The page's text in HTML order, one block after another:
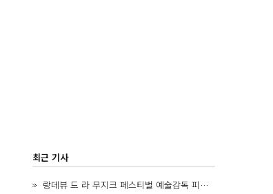
최근 기사
랑데뷰 드 라 무지크 페스티벌 예술감독 피아니스트 김혜진, 5년간의 여정을 돌아보며